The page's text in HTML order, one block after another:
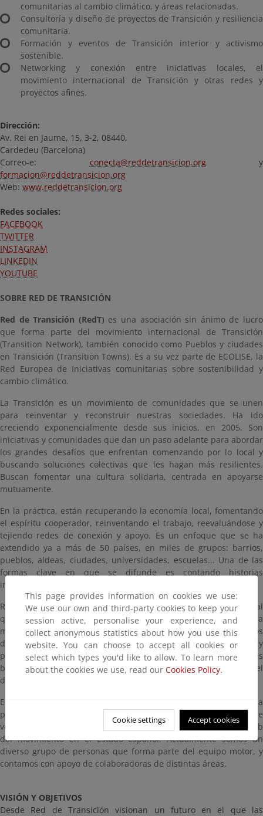
comunitarias al cambio climático, y áreas relacionadas.
Consultoría y diseño de proyectos de Transición y resiliencia
comunitaria.
Formación y eventos de Transición interior y activismo
sostenible.
Networking y conexión entre iniciativas locales, el
movimiento internacional de Transición y otras redes y
proyectos afines.
Dirección:
Av. Rei en Jaume, 15, 3-2, 08440,
Cardedeu (Barcelona)
Correo-e: conecta@reddetransicion.orgy
formacion@reddetransicion.org
Web: www.reddetransicion.org
Redes sociales:
FACEBOOK
TWITTER
INSTAGRAM
LINKEDIN
YOUTUBE
SOBRE RED DE TRANSICIÓN
Red de Transición (RedT) es una asociación sin ánimo de lucro
que forma parte del movimiento internacional de Transición
(Transition Network), también conocido como Pueblos y ciudades
en Transición (Transition Towns). Es a su vez parte de ECOLISE, la
Red Europea de Iniciativas comunitarias sobre sostenibilidad y
cambio climático.
La Transición es un movimiento de comunidades que se unen
para reinventar y reconstruir nuestras sociedades. Ha ido
creciendo exponencialmente desde sus inicios, en 2005. Son
iniciativas y comunidades que dan un paso adelante para abordar
los grandes desafíos que enfrentan comenzando por lo local y
buscando soluciones colectivas que les hagan más resilientes.
Buscan fomentar una cultura solidaria, centrada en apoyarse
mutuamente.
En la práctica, están recuperando la economía local, fomentando
el espíritu cooperador, reinventando el trabajo, reevaluándose y
tejiendo redes de conexión y apoyo. Es un enfoque que se ha
extendido ya a más de 50 países, en miles de grupos: barrios,
pueblos, aldeas, ciudades, universidades, escuelas... Una de las
formas clave en que se difunde es contando historias
inspiradoras y a través del aprendizaje y la sabiduría colectiva.
Red de Transición forma parte de este gran experimento ecosocial
que apoya a las personas y a sus comunidades a avanzar hacia
modos de vida más sostenibles y regenerativos, con menos
dependencia de los combustibles fósiles, en un momento de muy
probable e inminente colapso ecosocial, respetando los límites
biofísicos del planeta, y fomentando un cambio cultural hacia el
decrecimiento basado en la acción colectiva y los cuidados.
El movimiento internacional de Transición se organiza en cada
país mediante una red formada por las iniciativas locales y un eje
vertebrador o nodo (hub, en inglés). Red de Transición es el hub
del movimiento en el Estado español. Actualmente somos un
diverso grupo de personas que forma parte del equipo motor, y
contamos con apoyo de colaboradoras de distintas áreas.
VISIÓN Y OBJETIVOS
Desde Red de Transición visionan un futuro en el que las
This page provides information on cookies we use:
We use our own and third-party cookies to keep your
session active, personalise your experience, and
collect anonymous statistics about how you use this
website. You can choose to accept all cookies or
select which types you'd like to allow. To learn more
about the cookies we use, read our Cookies Policy.
Cookie settings Accept cookies